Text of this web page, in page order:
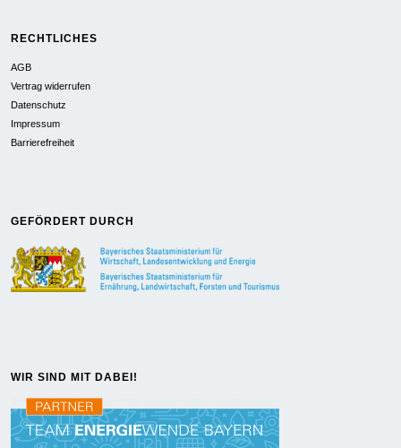
RECHTLICHES
AGB
Vertrag widerrufen
Datenschutz
Impressum
Barrierefreiheit
GEFÖRDERT DURCH
WIR SIND MIT DABEI!